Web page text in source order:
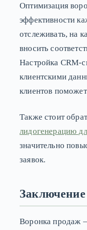
Оптимизация
эффективности
отслеживать, на
вносить
Настройка CRM-
клиентскими
клиентов
Также стоит
лидогенерацию
значительно
заявок.
Заключение
Воронка продаж